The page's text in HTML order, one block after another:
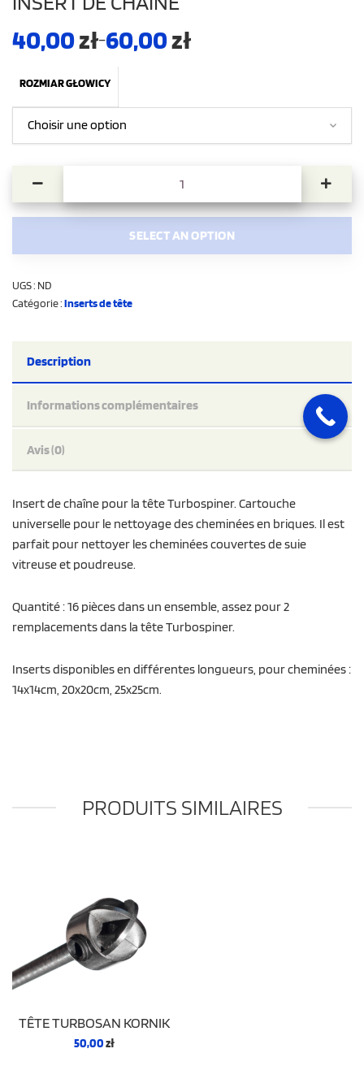
40,00zł–60,00zł
ROZMIAR GŁOWICY
SELECT AN OPTION
UGS : ND
Catégorie :Inserts de tête
Description
Informations complémentaires
Avis (0)
Insert de chaîne pour la tête Turbospiner. Cartouche
universelle pour le nettoyage des cheminées en briques. Il est
parfait pour nettoyer les cheminées couvertes de suie
vitreuse et poudreuse.
Quantité : 16 pièces dans un ensemble, assez pour 2
remplacements dans la tête Turbospiner.
Inserts disponibles en différentes longueurs, pour cheminées :
14x14cm, 20x20cm, 25x25cm.
PRODUITS SIMILAIRES
TÊTE TURBOSAN KORNIK
50,00zł